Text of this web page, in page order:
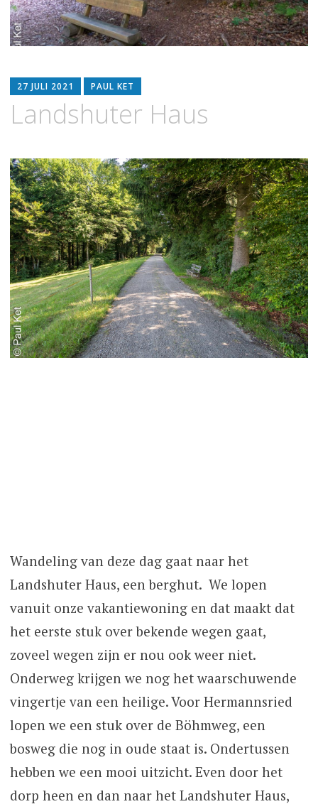
27 JULI 2021 PAUL KET
Landshuter Haus
Wandeling van deze dag gaat naar het
Landshuter Haus, een berghut. We lopen
vanuit onze vakantiewoning en dat maakt dat
het eerste stuk over bekende wegen gaat,
zoveel wegen zijn er nou ook weer niet.
Onderweg krijgen we nog het waarschuwende
vingertje van een heilige. Voor Hermannsried
lopen we een stuk over de Böhmweg, een
bosweg die nog in oude staat is. Ondertussen
hebben we een mooi uitzicht. Even door het
dorp heen en dan naar het Landshuter Haus,